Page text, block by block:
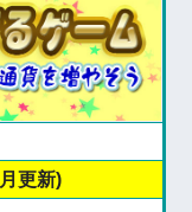
更新)